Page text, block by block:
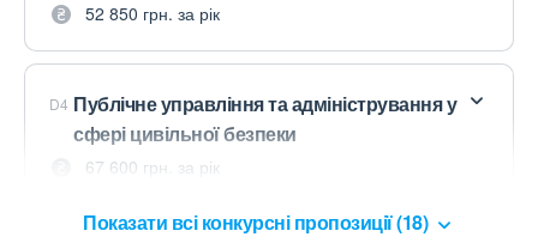
52 850 грн. за рік
D4 Публічне управління та адміністрування у
сфері цивільної безпеки
67 600 грн. за рік
Показати всі конкурсні пропозиції (18)